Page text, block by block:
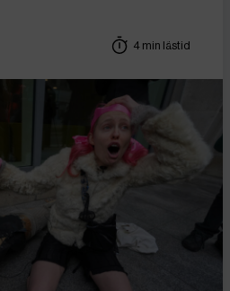
4 min lästid